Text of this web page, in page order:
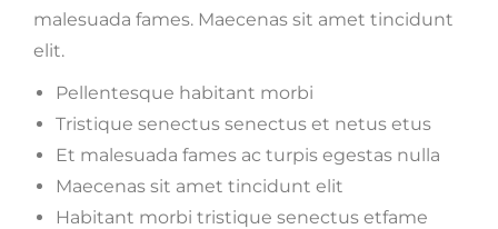
malesuada fames. Maecenas sit amet tincidunt
elit.
Pellentesque habitant morbi
Tristique senectus senectus et netus etus
Et malesuada fames ac turpis egestas nulla
Maecenas sit amet tincidunt elit
Habitant morbi tristique senectus etfame